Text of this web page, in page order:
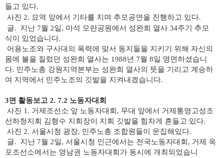
들고 있다.
사진 2. 묘역 앞에서 기타를 치며 추모공연을 진행하고 있다.
글.
지난 7월 2일, 마석 모란공원에서 성완희 열사 34주기 추모
식이 있었습니다.
어용노조와 구사대의 폭력에 맞서 동지들을 지키기 위해 자신의
몸에 불을 질렀던 성완희 열사는 1988년 7월 8일 영면하셨습니
다. 민주노총 강원지역본부는 성완희 열사의 뜻을 기리고 계승하
여 지역에서 민주노조의 깃발을 지켜내겠습니다.
3면 활동보고 2. 7.2 노동자대회
사진 1. 거제조선소 앞 노동자대회, 무대 앞에서 거제통영고성조
선하청지회 김형수 지회장이 지회 깃발을 힘차게 흔들고 있다.
사진 2. 서울시청 광장, 민주노총 조합원들이 운집해있다.
글.
지난 7월 2일, 서울시청 인근에서는 전국노동자대회, 거제 옥
포조선소에서는 영남권 노동자대회가 동시에 개최되었습니